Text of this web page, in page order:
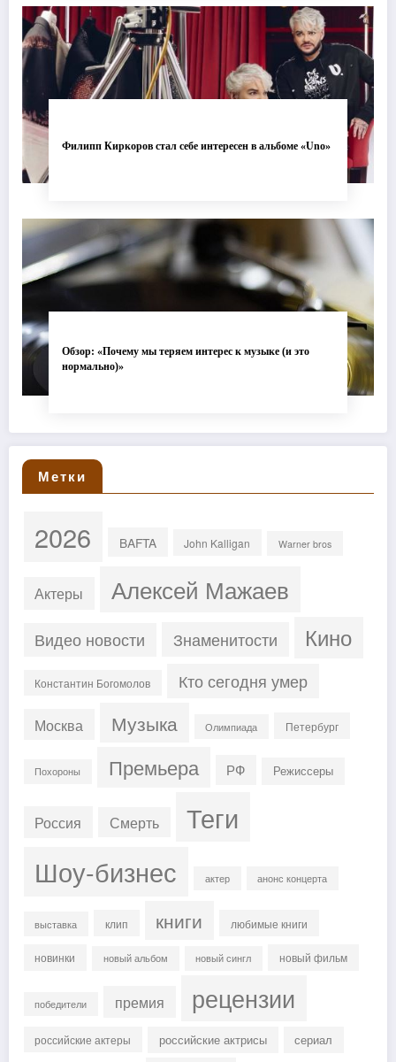
Филипп Киркоров стал себе интересен в альбоме «Uno»
Обзор: «Почему мы теряем интерес к музыке (и это
нормально)»
Метки
2026 BAFTA John Kalligan Warner bros
Актеры Алексей Мажаев
Видео новости Знаменитости Кино
Константин Богомолов Кто сегодня умер
Москва Музыка Олимпиада Петербург
Похороны Премьера РФ Режиссеры
Россия Смерть Теги
Шоу-бизнес актер анонс концерта
выставка клип книги любимые книги
новинки новый альбом новый сингл новый фильм
победители премия рецензии
российские актеры российские актрисы сериал